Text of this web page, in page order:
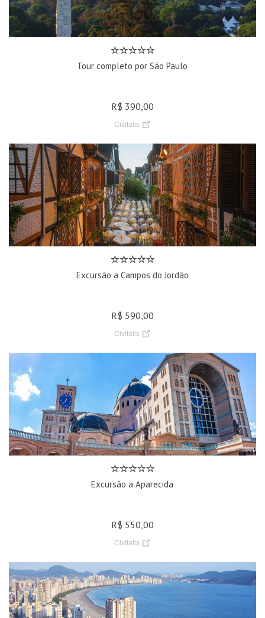
Tour completo por São Paulo
R$ 390,00
Civitatis
Excursão a Campos do Jordão
R$ 590,00
Civitatis
Excursão a Aparecida
R$ 550,00
Civitatis